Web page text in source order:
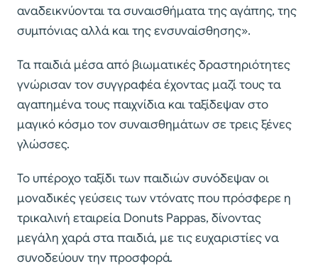
αναδεικνύονται τα συναισθήματα της αγάπης, της
συμπόνιας αλλά και της ενσυναίσθησης».
Τα παιδιά μέσα από βιωματικές δραστηριότητες
γνώρισαν τον συγγραφέα έχοντας μαζί τους τα
αγαπημένα τους παιχνίδια και ταξίδεψαν στο
μαγικό κόσμο τον συναισθημάτων σε τρεις ξένες
γλώσσες.
Το υπέροχο ταξίδι των παιδιών συνόδεψαν οι
μοναδικές γεύσεις των ντόνατς που πρόσφερε η
τρικαλινή εταιρεία Donuts Pappas, δίνοντας
μεγάλη χαρά στα παιδιά, με τις ευχαριστίες να
συνοδεύουν την προσφορά.